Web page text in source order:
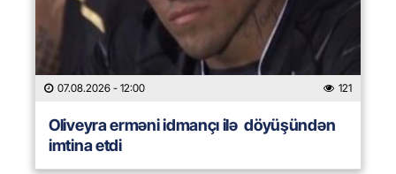
07.08.2026 - 12:00 121
Oliveyra erməni idmançı ilə döyüşündən
imtina etdi